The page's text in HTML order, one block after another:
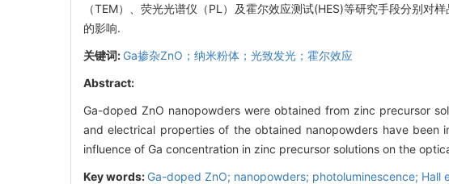
（TEM）、荧光光谱仪（PL）及霍尔效应测试(HES)等研究手段分别
的影响.
关键词: Ga掺杂ZnO；纳米粉体；光致发光；霍尔效应
Abstract:
Ga-doped ZnO nanopowders were obtained from zinc precursor
and electrical properties of the obtained nanopowders have been
influence of Ga concentration in zinc precursor solutions on the
Key words: Ga-doped ZnO; nanopowders; photoluminescence; Hall